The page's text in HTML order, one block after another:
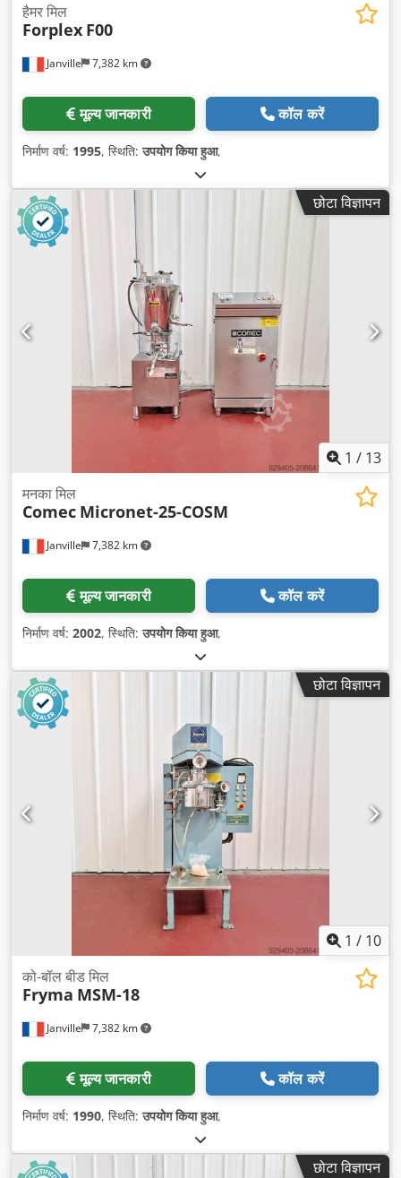
Janville 7,382 km
हैमर मिल
Forplex F00
मूल्य जानकारी कॉल करें
निर्माण वर्ष: 1995, स्थिति:उपयोग किया हुआ,
छोटा विज्ञापन
1 / 13
Janville 7,382 km
मनका मिल
Comec Micronet-25-COSM
मूल्य जानकारी कॉल करें
निर्माण वर्ष: 2002, स्थिति:उपयोग किया हुआ,
छोटा विज्ञापन
1 / 10
Janville 7,382 km
को-बॉल बीड मिल
Fryma MSM-18
मूल्य जानकारी कॉल करें
निर्माण वर्ष: 1990, स्थिति:उपयोग किया हुआ,
छोटा विज्ञापन